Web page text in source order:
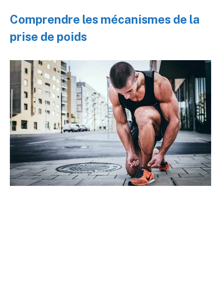
Comprendre les mécanismes de la
prise de poids